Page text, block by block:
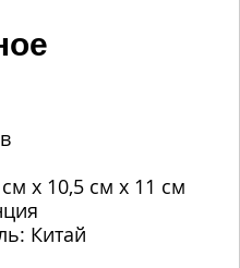
х 10,5 см х 11 см
Китай